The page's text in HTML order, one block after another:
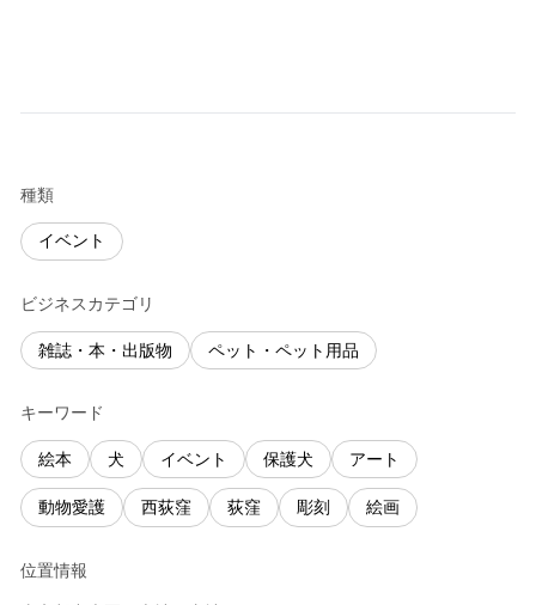
種類
イベント
ビジネスカテゴリ
雑誌・本・出版物 ペット・ペット用品
キーワード
絵本 犬 イベント 保護犬 アート
動物愛護 西荻窪 荻窪 彫刻 絵画
位置情報